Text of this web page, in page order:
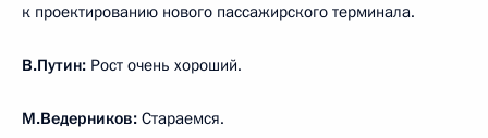
к проектированию нового пассажирского терминала.
В.Путин: Рост очень хороший.
М.Ведерников: Стараемся.